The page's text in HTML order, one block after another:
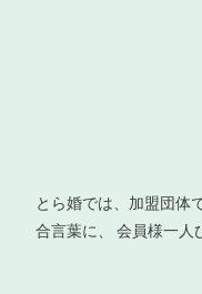
とら婚では、加盟団体
合言葉に、 会員様一人